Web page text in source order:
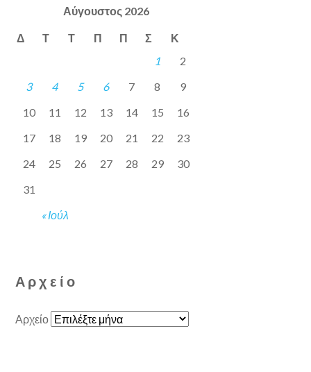
Αύγουστος 2026
Δ Τ Τ Π Π Σ Κ
« Ιούλ
1
2
3
4 5 6 7 8
9
10
11 12 13 14 15
16
17
18 19 20 21 22
23
24
25 26 27 28 29
30
31
Αρχείο
Αρχείο